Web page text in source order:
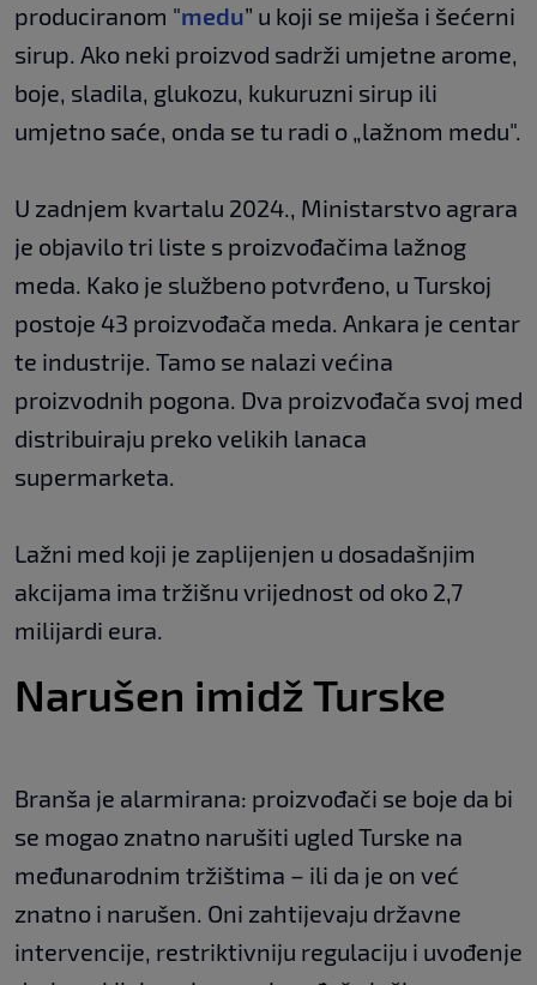
produciranom "medu” u koji se miješa i šećerni
sirup. Ako neki proizvod sadrži umjetne arome,
boje, sladila, glukozu, kukuruzni sirup ili
umjetno saće, onda se tu radi o „lažnom medu".
U zadnjem kvartalu 2024., Ministarstvo agrara
je objavilo tri liste s proizvođačima lažnog
meda. Kako je službeno potvrđeno, u Turskoj
postoje 43 proizvođača meda. Ankara je centar
te industrije. Tamo se nalazi većina
proizvodnih pogona. Dva proizvođača svoj med
distribuiraju preko velikih lanaca
supermarketa.
Lažni med koji je zaplijenjen u dosadašnjim
akcijama ima tržišnu vrijednost od oko 2,7
milijardi eura.
Narušen imidž Turske
Branša je alarmirana: proizvođači se boje da bi
se mogao znatno narušiti ugled Turske na
međunarodnim tržištima – ili da je on već
znatno i narušen. Oni zahtijevaju državne
intervencije, restriktivniju regulaciju i uvođenje